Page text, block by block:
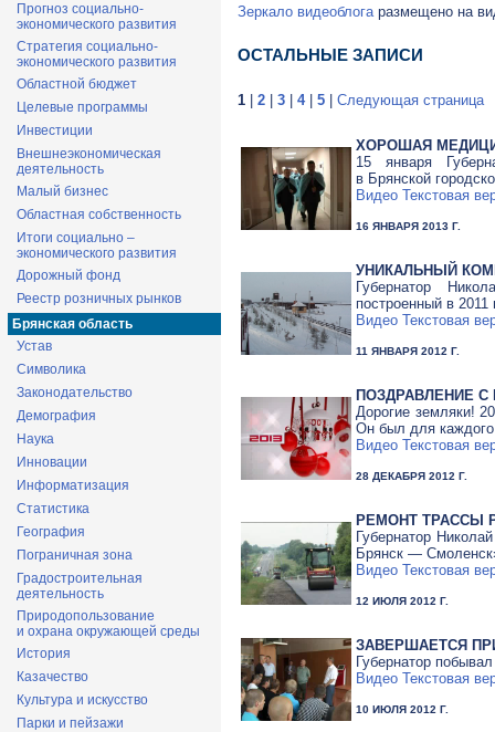
Прогноз социально-
экономического развития
Стратегия социально-
экономического развития
Областной бюджет
Целевые программы
Инвестиции
Внешнеэкономическая
деятельность
Малый бизнес
Областная собственность
Итоги социально –
экономического развития
Дорожный фонд
Реестр розничных рынков
Брянская область
Устав
Символика
Законодательство
Демография
Наука
Инновации
Информатизация
Статистика
География
Пограничная зона
Градостроительная
деятельность
Природопользование
и охрана окружающей среды
История
Казачество
Культура и искусство
Парки и пейзажи
Зеркало видеоблогаразмещено на
ОСТАЛЬНЫЕ ЗАПИСИ
1 | 2 | 3 | 4| 5 | Следующая страница
ХОРОШАЯ
15 января
в Брянской
Видео Текстовая
16 ЯНВАРЯ 2013 Г.
УНИКАЛЬНЫЙ
Губернатор
построенный в 2011
Видео Текстовая
11 ЯНВАРЯ 2012 Г.
ПОЗДРАВЛЕНИЕ
Дорогие земляки!
Он был для
Видео Текстовая
28 ДЕКАБРЯ 2012 Г.
РЕМОНТ ТРАССЫ
Губернатор
Брянск —
Видео Текстовая
12 ИЮЛЯ 2012 Г.
ЗАВЕРШАЕТСЯ
Губернатор
Видео Текстовая
10 ИЮЛЯ 2012 Г.